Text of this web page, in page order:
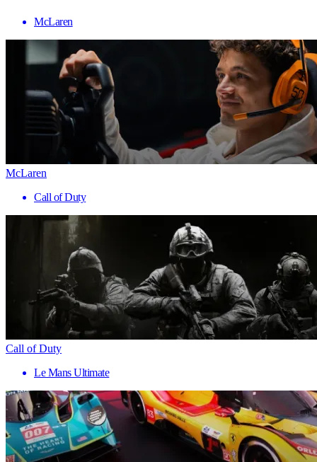
McLaren
McLaren
Call of Duty
Call of Duty
Le Mans Ultimate